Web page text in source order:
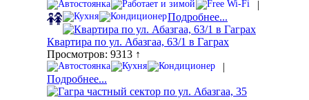
|
Подробнее...
Квартира по ул. Абазгаа, 63/1 в Гаграх
Просмотров: 9313 ↑
|
Подробнее...